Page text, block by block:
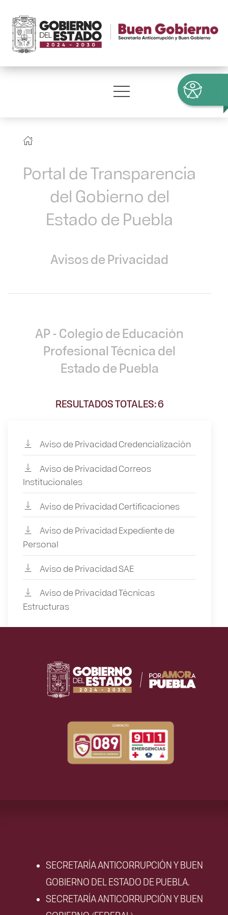
Portal de Transparencia
del Gobierno del
Estado de Puebla
Avisos de Privacidad
AP - Colegio de Educación
Profesional Técnica del
Estado de Puebla
RESULTADOS TOTALES: 6
Aviso de Privacidad Credencialización
Aviso de Privacidad Correos
Institucionales
Aviso de Privacidad Certificaciones
Aviso de Privacidad Expediente de
Personal
Aviso de Privacidad SAE
Aviso de Privacidad Técnicas
Estructuras
SECRETARÍA ANTICORRUPCIÓN Y BUEN
GOBIERNO DEL ESTADO DE PUEBLA.
SECRETARÍA ANTICORRUPCIÓN Y BUEN